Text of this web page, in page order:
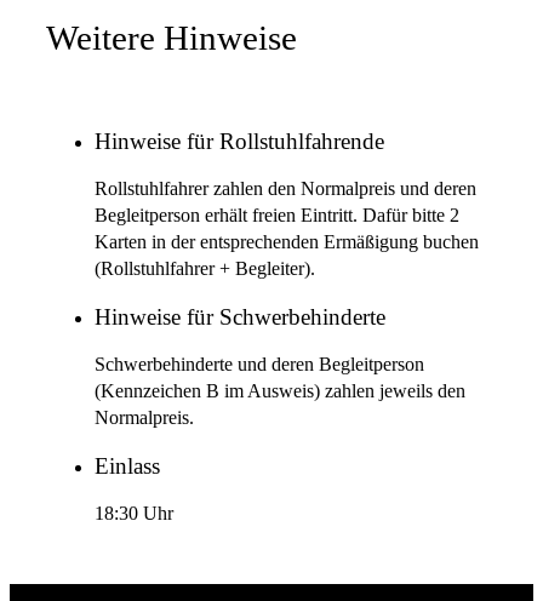
Weitere Hinweise
Hinweise für Rollstuhlfahrende
Rollstuhlfahrer zahlen den Normalpreis und deren
Begleitperson erhält freien Eintritt. Dafür bitte 2
Karten in der entsprechenden Ermäßigung buchen
(Rollstuhlfahrer + Begleiter).
Hinweise für Schwerbehinderte
Schwerbehinderte und deren Begleitperson
(Kennzeichen B im Ausweis) zahlen jeweils den
Normalpreis.
Einlass
18:30 Uhr